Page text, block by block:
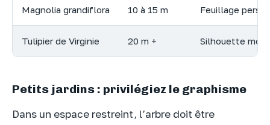
Magnolia grandiflora 10 à 15 m Feuillage
Tulipier de Virginie 20 m + Silhouette
Petits jardins : privilégiez le graphisme
Dans un espace restreint, l’arbre doit être